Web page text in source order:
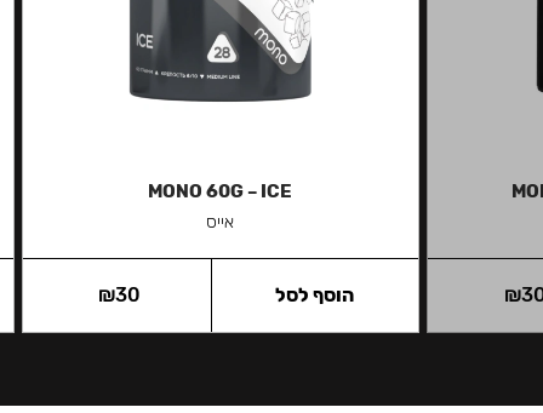
₪
MONO 60G – ICE
אייס
₪30 הוסף לסל